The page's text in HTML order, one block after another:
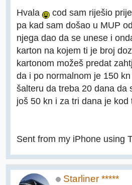
Hvala
cod sam riješio
pa kad sam došao u MUP
njega dao da se unese i
karton na kojem ti je broj
kartonom možeš predat
da i po normalnom je 150
šalteru da treba 20 dana da
još 50 kn i za tri dana je kod
Sent from my iPhone using
Starliner *****